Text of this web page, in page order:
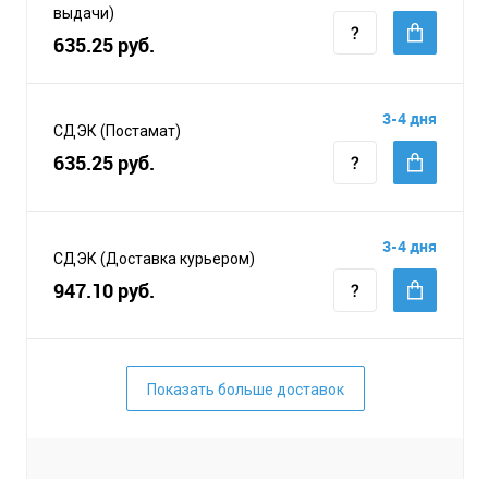
выдачи)
635.25 руб.
СДЭК (Постамат)
635.25 руб.
3-4 дня
СДЭК (Доставка курьером)
947.10 руб.
3-4 дня
Показать больше доставок